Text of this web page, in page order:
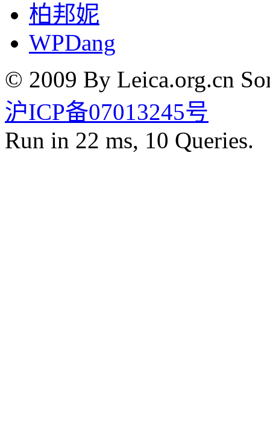
柏邦妮
WPDang
© 2009 By Leica.org.cn
沪ICP备07013245号
Run in 22 ms, 10 Queries.